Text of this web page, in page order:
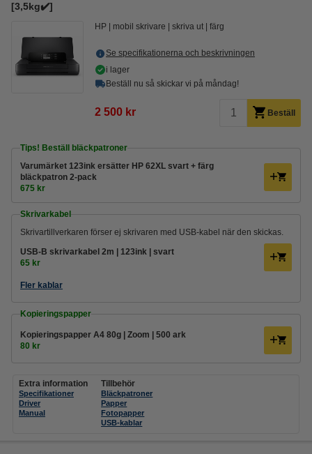
[3,5kg✔️]
HP mobil skrivare skriva ut färg
Se specifikationerna och beskrivningen
i lager
Beställ nu så skickar vi på måndag!
2 500 kr Beställ
Tips! Beställ bläckpatroner
Varumärket 123ink ersätter HP 62XL svart + färg
bläckpatron 2-pack
675 kr
Skrivarkabel
Skrivartillverkaren förser ej skrivaren med USB-kabel när den skickas.
USB-B skrivarkabel 2m | 123ink | svart
65 kr
Fler kablar
Kopieringspapper
Kopieringspapper A4 80g | Zoom | 500 ark
80 kr
Extra information
Specifikationer
Driver
Manual
Tillbehör
Bläckpatroner
Papper
Fotopapper
USB-kablar